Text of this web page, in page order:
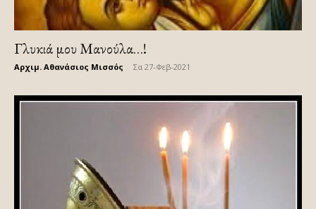
Γλυκιά μου Μανούλα…!
Αρχιμ. Αθανάσιος Μισσός Σα 27-Φεβ-2021